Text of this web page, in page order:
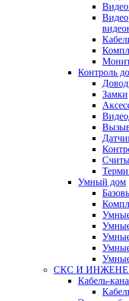
Контроль
Замки
Умный дом
СКС И
Кабель-